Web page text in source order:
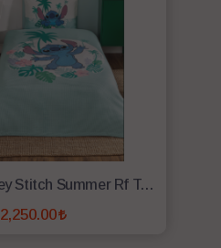
Özdilek Disney Stitch Summer Rf Tek Kişilik Pike Takımı Mint
2,250.00